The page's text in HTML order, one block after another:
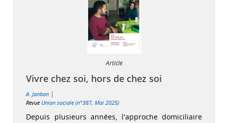
Article
Vivre chez soi, hors de chez soi
A. Janbon |
Revue Union sociale (n°387, Mai 2025)
Depuis plusieurs années, l'approche domiciliaire